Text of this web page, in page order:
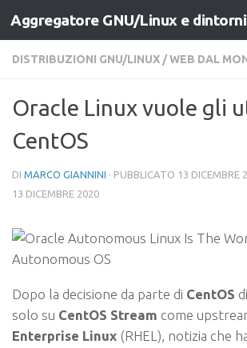
Salta al contenuto
Aggregatore GNU/Linux e dintorni
DISTRIBUZIONI GNU/LINUX /WEB DAL
Oracle Linux vuole gli
CentOS
DI MARCO GIANNINI · PUBBLICATO 13 DICEMBRE
13 DICEMBRE 2020
Dopo la decisione da parte di CentOS
solo su CentOS Stream come
Enterprise Linux (RHEL), notizia che